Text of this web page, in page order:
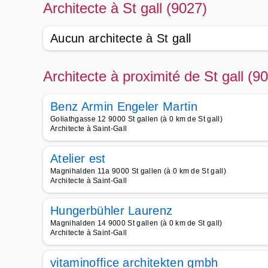
Architecte à St gall (9027)
Aucun architecte à St gall
Architecte à proximité de St gall
Benz Armin Engeler Martin
Goliathgasse 12 9000 St gallen (à 0 km de St gall)
Architecte à Saint-Gall
Atelier est
Magnihalden 11a 9000 St gallen (à 0 km de St gall)
Architecte à Saint-Gall
Hungerbühler Laurenz
Magnihalden 14 9000 St gallen (à 0 km de St gall)
Architecte à Saint-Gall
vitaminoffice architekten gmbh